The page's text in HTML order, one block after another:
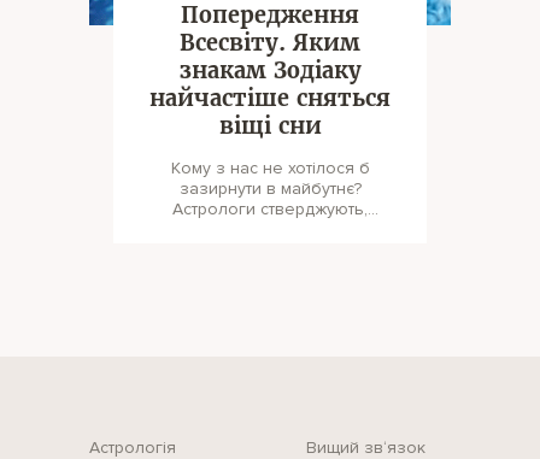
Попередження
Всесвіту. Яким
знакам Зодіаку
найчастіше сняться
віщі сни
Кому з нас не хотілося б
зазирнути в майбутнє?
Астрологи стверджують,
Астрологія Вищий зв‘язок